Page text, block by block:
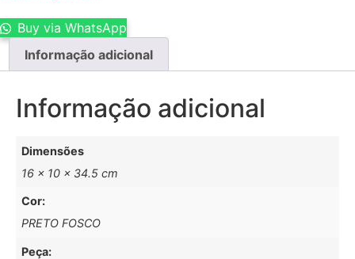
Buy via WhatsApp
Informação adicional
Informação adicional
Dimensões
16 × 10 × 34.5 cm
Cor:
PRETO FOSCO
Peça: